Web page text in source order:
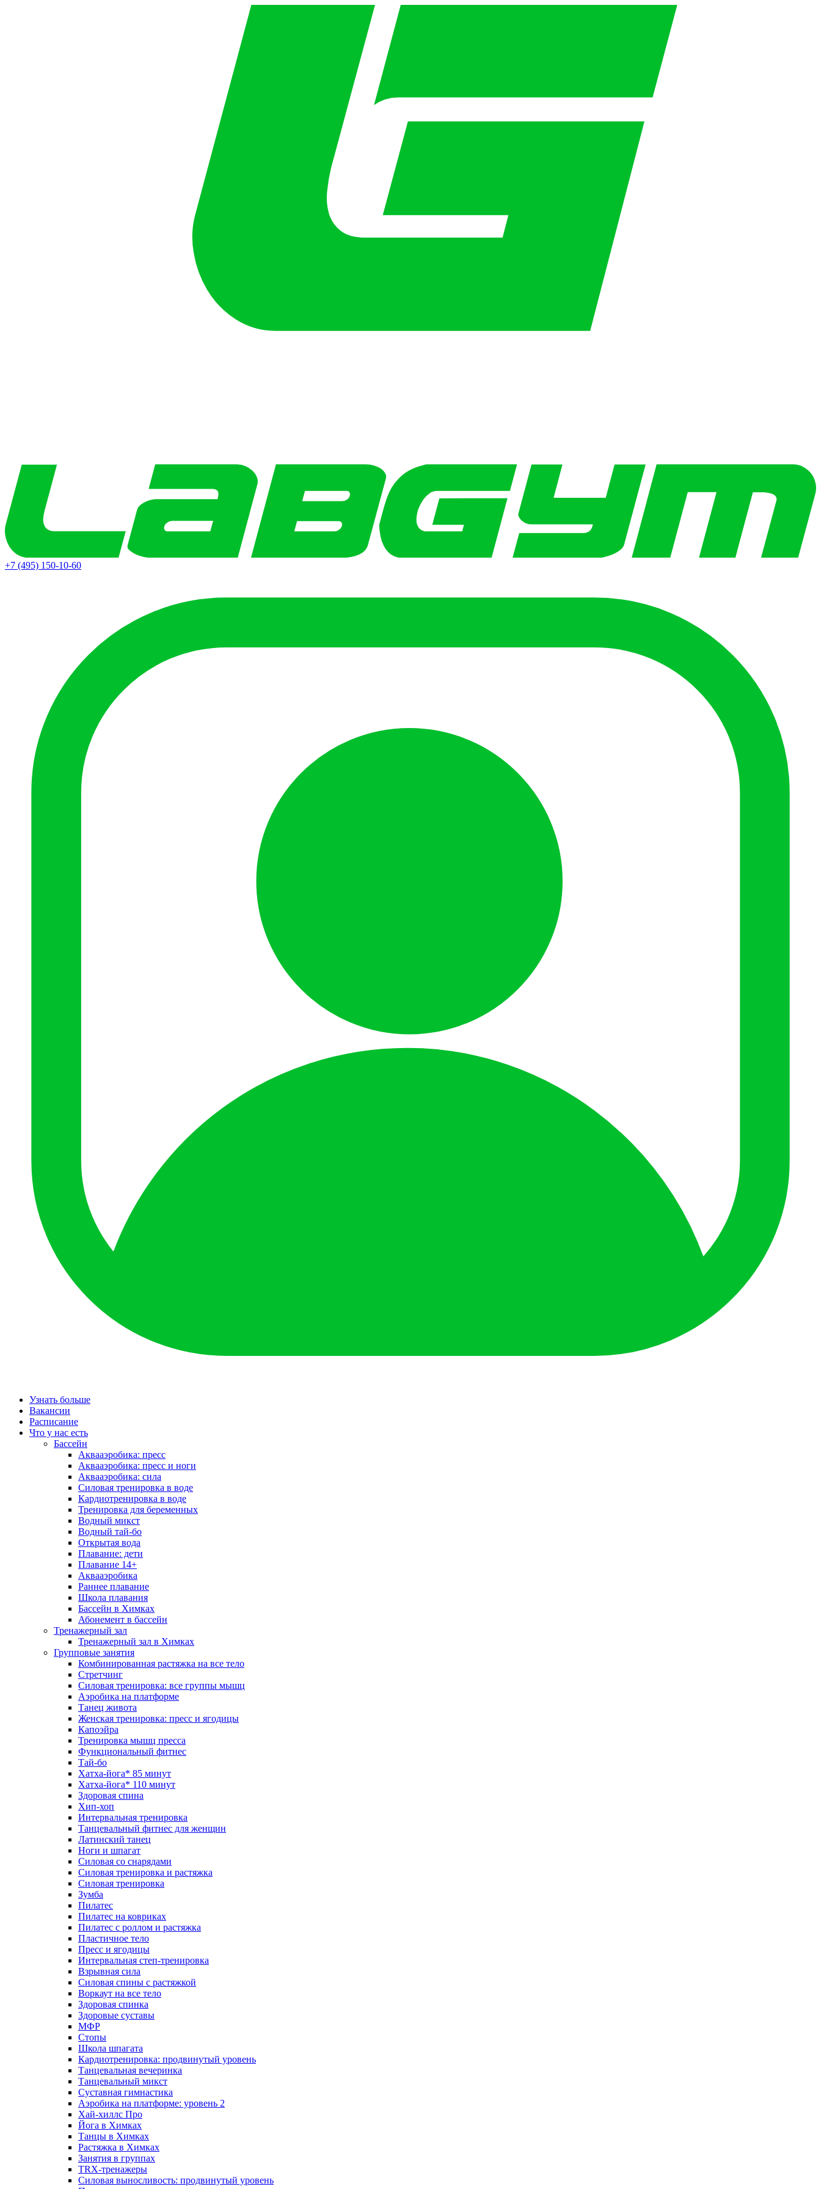
+7 (495) 150-10-60
Узнать больше
Вакансии
Расписание
Что у нас есть
Бассейн
Аквааэробика: пресс
Аквааэробика: пресс и ноги
Аквааэробика: сила
Силовая тренировка в воде
Кардиотренировка в воде
Тренировка для беременных
Водный микст
Водный тай-бо
Открытая вода
Плавание: дети
Плавание 14+
Аквааэробика
Раннее плавание
Школа плавания
Бассейн в Химках
Абонемент в бассейн
Тренажерный зал
Тренажерный зал в Химках
Групповые занятия
Комбинированная растяжка на все тело
Стретчинг
Силовая тренировка: все группы мышц
Аэробика на платформе
Танец живота
Женская тренировка: пресс и ягодицы
Капоэйра
Тренировка мышц пресса
Функциональный фитнес
Тай-бо
Хатха-йога* 85 минут
Хатха-йога* 110 минут
Здоровая спина
Хип-хоп
Интервальная тренировка
Танцевальный фитнес для женщин
Латинский танец
Ноги и шпагат
Силовая со снарядами
Силовая тренировка и растяжка
Силовая тренировка
Зумба
Пилатес
Пилатес на ковриках
Пилатес с роллом и растяжка
Пластичное тело
Пресс и ягодицы
Интервальная степ-тренировка
Взрывная сила
Силовая спины с растяжкой
Воркаут на все тело
Здоровая спинка
Здоровые суставы
МФР
Стопы
Школа шпагата
Кардиотренировка: продвинутый уровень
Танцевальная вечеринка
Танцевальный микст
Суставная гимнастика
Аэробика на платформе: уровень 2
Хай-хиллс Про
Йога в Химках
Танцы в Химках
Растяжка в Химках
Занятия в группах
TRX-тренажеры
Силовая выносливость: продвинутый уровень